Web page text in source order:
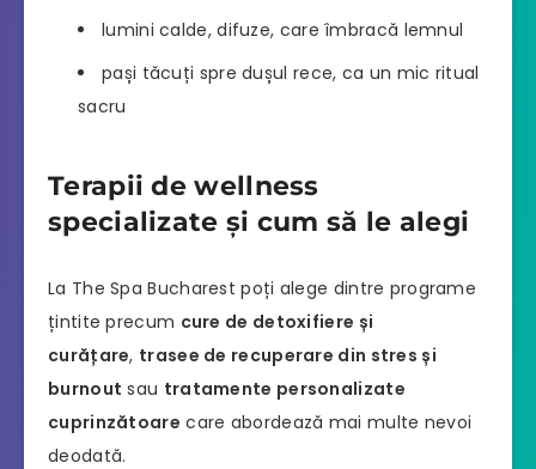
lumini calde, difuze, care îmbracă lemnul
pași tăcuți spre dușul rece, ca un mic ritual
sacru
Terapii de wellness
specializate și cum să le alegi
La The Spa Bucharest poți alege dintre programe
țintite precum cure de detoxifiere și
curățare, trasee de recuperare din stres și
burnout sau tratamente personalizate
cuprinzătoare care abordează mai multe nevoi
deodată.